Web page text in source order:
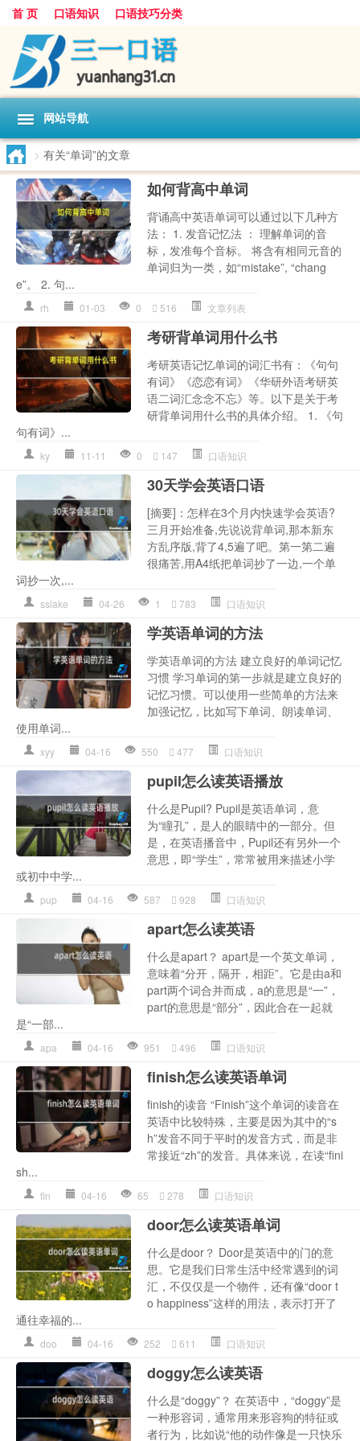
首 页 口语知识 口语技巧分类
网站导航
> 有关“单词”的文章
如何背高中单词
背诵高中英语单词可以通过以下几种方
法： 1. 发音记忆法 ： 理解单词的音
标，发准每个音标。 将含有相同元音的
单词归为一类，如“mistake”, “chang
e”。 2. 句...
rh 01-03 0 516 文章列表
考研背单词用什么书
考研英语记忆单词的词汇书有：《句句
有词》《恋恋有词》《华研外语考研英
语二词汇念念不忘》等。以下是关于考
研背单词用什么书的具体介绍。 1. 《句
句有词》...
ky 11-11 0 147 口语知识
30天学会英语口语
[摘要]：怎样在3个月内快速学会英语?
三月开始准备,先说说背单词,那本新东
方乱序版,背了4,5遍了吧。第一第二遍
很痛苦,用A4纸把单词抄了一边,一个单
词抄一次,...
sslake 04-26 1 783 口语知识
学英语单词的方法
学英语单词的方法 建立良好的单词记忆
习惯 学习单词的第一步就是建立良好的
记忆习惯。可以使用一些简单的方法来
加强记忆，比如写下单词、朗读单词、
使用单词...
xyy 04-16 550 477 口语知识
pupil怎么读英语播放
什么是Pupil? Pupil是英语单词，意
为“瞳孔”，是人的眼睛中的一部分。但
是，在英语播音中，Pupil还有另外一个
意思，即“学生”，常常被用来描述小学
或初中中学...
pup 04-16 587 928 口语知识
apart怎么读英语
什么是apart？ apart是一个英文单词，
意味着“分开，隔开，相距”。它是由a和
part两个词合并而成，a的意思是“一”，
part的意思是“部分”，因此合在一起就
是“一部...
apa 04-16 951 496 口语知识
finish怎么读英语单词
finish的读音 “Finish”这个单词的读音在
英语中比较特殊，主要是因为其中的“s
h”发音不同于平时的发音方式，而是非
常接近“zh”的发音。具体来说，在读“fini
sh...
fin 04-16 65 278 口语知识
door怎么读英语单词
什么是door？ Door是英语中的门的意
思。它是我们日常生活中经常遇到的词
汇，不仅仅是一个物件，还有像“door t
o happiness”这样的用法，表示打开了
通往幸福的...
doo 04-16 252 611 口语知识
doggy怎么读英语
什么是“doggy”？ 在英语中，“doggy”是
一种形容词，通常用来形容狗的特征或
者行为，比如说“他的动作像是一只快乐